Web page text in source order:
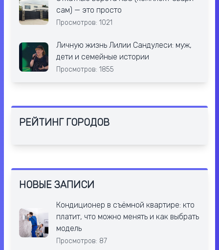
сам) — это просто
Просмотров: 1021
Личную жизнь Лилии Сандулеси: муж,
дети и семейные истории
Просмотров: 1855
РЕЙТИНГ ГОРОДОВ
НОВЫЕ ЗАПИСИ
Кондиционер в съёмной квартире: кто
платит, что можно менять и как выбрать
модель
Просмотров: 87